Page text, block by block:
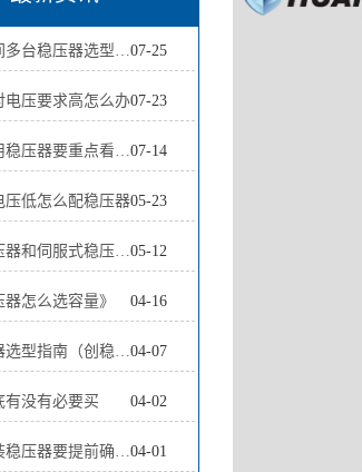
工业及车间多台稳压器选型方案全面解析07-25
电压要求高怎么办07-23
印刷设备用稳压器要重点看什么07-14
压低怎么配稳压器05-23
补偿式稳压器和伺服式稳压器哪个好05-12
器怎么选容量》 04-16
干式稳压器选型指南（创稳电气 2026版）04-07
有没有必要买 04-02
配电柜安装稳压器要提前确认哪些问题04-01